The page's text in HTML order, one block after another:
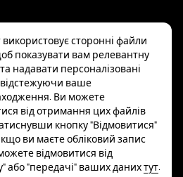
використовує сторонні файли
показувати вам релевантну
надавати персоналізовані
відстежуючи ваше
Ви можете
від отримання цих файлів
кнопку "Відмовитися"
ви маєте обліковий запис
відмовитися від
або "передачі" ваших данихтут.